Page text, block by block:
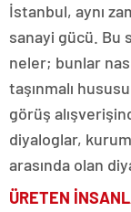
İstanbul, aynı
sanayi gücü. Bu
neler; bunlar
taşınmalı
görüş
diyaloglar,
arasında olan
ÜRETEN